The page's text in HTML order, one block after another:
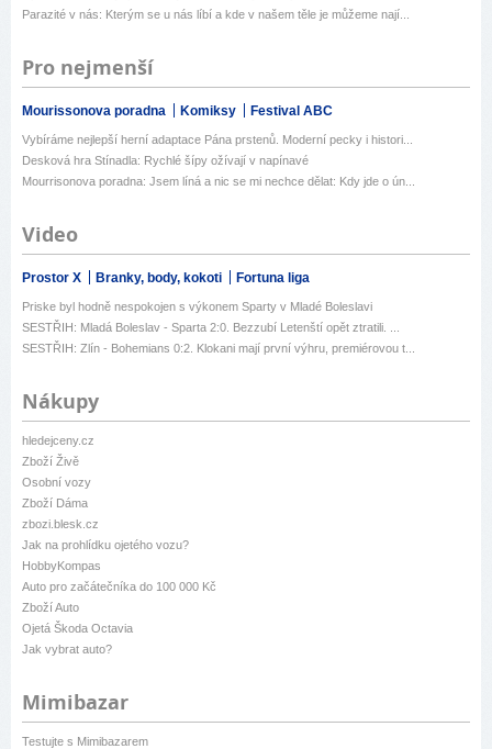
Parazité v nás: Kterým se u nás líbí a kde v našem těle je můžeme nají...
Pro nejmenší
Mourissonova poradna Komiksy Festival ABC
Vybíráme nejlepší herní adaptace Pána prstenů. Moderní pecky i histori...
Desková hra Stínadla: Rychlé šípy ožívají v napínavé
Mourrisonova poradna: Jsem líná a nic se mi nechce dělat: Kdy jde o ún...
Video
Prostor X Branky, body, kokoti Fortuna liga
Priske byl hodně nespokojen s výkonem Sparty v Mladé Boleslavi
SESTŘIH: Mladá Boleslav - Sparta 2:0. Bezzubí Letenští opět ztratili. ...
SESTŘIH: Zlín - Bohemians 0:2. Klokani mají první výhru, premiérovou t...
Nákupy
hledejceny.cz
Zboží Živě
Osobní vozy
Zboží Dáma
zbozi.blesk.cz
Jak na prohlídku ojetého vozu?
HobbyKompas
Auto pro začátečníka do 100 000 Kč
Zboží Auto
Ojetá Škoda Octavia
Jak vybrat auto?
Mimibazar
Testujte s Mimibazarem